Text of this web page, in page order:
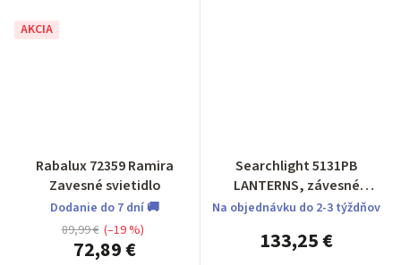
AKCIA
Rabalux 72359 Ramira
Zavesné svietidlo
Dodanie do 7 dní 🚚
72,89 €
89,99 € (–19 %)
Searchlight 5131PB
LANTERNS, závesné
svietidlo
Na objednávku do 2-3 týždňov
133,25 €